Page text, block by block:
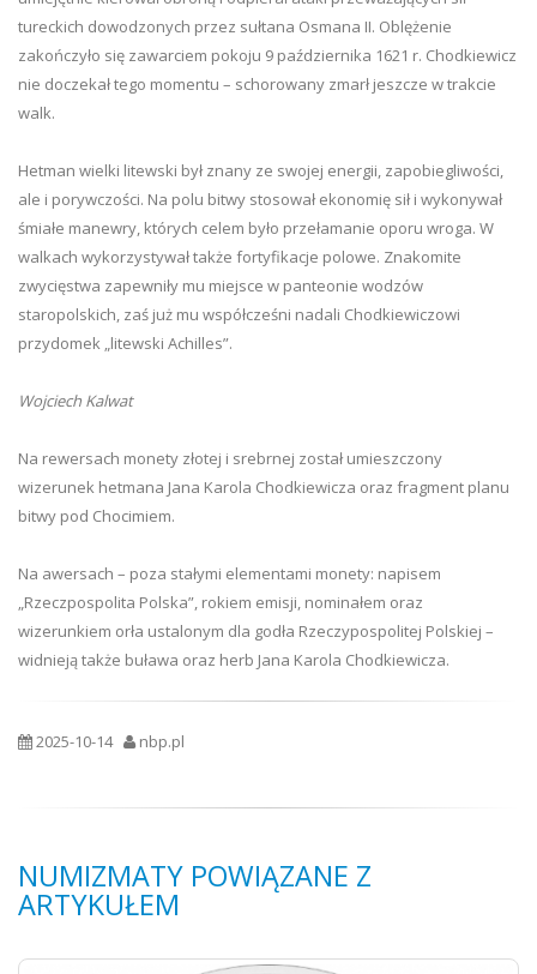
tureckich dowodzonych przez sułtana Osmana II. Oblężenie
zakończyło się zawarciem pokoju 9 października 1621 r. Chodkiewicz
nie doczekał tego momentu – schorowany zmarł jeszcze w trakcie
walk.
Hetman wielki litewski był znany ze swojej energii, zapobiegliwości,
ale i porywczości. Na polu bitwy stosował ekonomię sił i wykonywał
śmiałe manewry, których celem było przełamanie oporu wroga. W
walkach wykorzystywał także fortyfikacje polowe. Znakomite
zwycięstwa zapewniły mu miejsce w panteonie wodzów
staropolskich, zaś już mu współcześni nadali Chodkiewiczowi
przydomek „litewski Achilles”.
Wojciech Kalwat
Na rewersach monety złotej i srebrnej został umieszczony
wizerunek hetmana Jana Karola Chodkiewicza oraz fragment planu
bitwy pod Chocimiem.
Na awersach – poza stałymi elementami monety: napisem
„Rzeczpospolita Polska”, rokiem emisji, nominałem oraz
wizerunkiem orła ustalonym dla godła Rzeczypospolitej Polskiej –
widnieją także buława oraz herb Jana Karola Chodkiewicza.
2025-10-14 nbp.pl
NUMIZMATY POWIĄZANE Z
ARTYKUŁEM